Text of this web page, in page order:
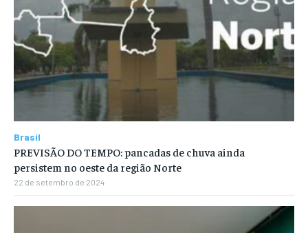
Brasil
PREVISÃO DO TEMPO: pancadas de chuva ainda
persistem no oeste da região Norte
22 de setembro de 2024